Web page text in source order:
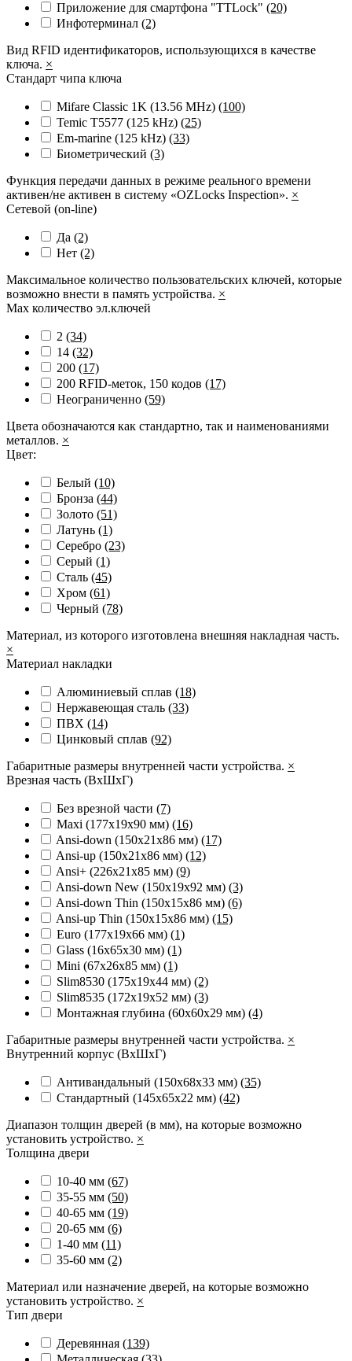
Приложение для смартфона "TTLock" (20)
Инфотерминал (2)
Вид RFID идентификаторов, использующихся в качестве
ключа. ×
Стандарт чипа ключа
Mifare Classic 1K (13.56 MHz) (100)
Temic T5577 (125 kHz) (25)
Em-marine (125 kHz) (33)
Биометрический (3)
Функция передачи данных в режиме реального времени
активен/не активен в систему «OZLocks Inspection». ×
Сетевой (on-line)
Да (2)
Нет (2)
Максимальное количество пользовательских ключей, которые
возможно внести в память устройства. ×
Max количество эл.ключей
2 (34)
14 (32)
200 (17)
200 RFID-меток, 150 кодов (17)
Неограниченно (59)
Цвета обозначаются как стандартно, так и наименованиями
металлов. ×
Цвет:
Белый (10)
Бронза (44)
Золото (51)
Латунь (1)
Серебро (23)
Серый (1)
Сталь (45)
Хром (61)
Черный (78)
Материал, из которого изготовлена внешняя накладная часть.
×
Материал накладки
Алюминиевый сплав (18)
Нержавеющая сталь (33)
ПВХ (14)
Цинковый сплав (92)
Габаритные размеры внутренней части устройства. ×
Врезная часть (ВхШхГ)
Без врезной части (7)
Maxi (177х19х90 мм) (16)
Ansi-down (150х21х86 мм) (17)
Ansi-up (150х21х86 мм) (12)
Ansi+ (226х21х85 мм) (9)
Ansi-down New (150х19х92 мм) (3)
Ansi-down Thin (150х15х86 мм) (6)
Ansi-up Thin (150х15х86 мм) (15)
Euro (177x19x66 мм) (1)
Glass (16x65x30 мм) (1)
Mini (67x26x85 мм) (1)
Slim8530 (175x19x44 мм) (2)
Slim8535 (172x19x52 мм) (3)
Монтажная глубина (60х60х29 мм) (4)
Габаритные размеры внутренней части устройства. ×
Внутренний корпус (ВхШхГ)
Антивандальный (150х68х33 мм) (35)
Стандартный (145х65х22 мм) (42)
Диапазон толщин дверей (в мм), на которые возможно
установить устройство. ×
Толщина двери
10-40 мм (67)
35-55 мм (50)
40-65 мм (19)
20-65 мм (6)
1-40 мм (11)
35-60 мм (2)
Материал или назначение дверей, на которые возможно
установить устройство. ×
Тип двери
Деревянная (139)